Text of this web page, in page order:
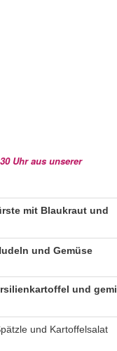
Uhr aus unserer
mit Blaukraut und
und Gemüse
und
und Kartoffelsalat